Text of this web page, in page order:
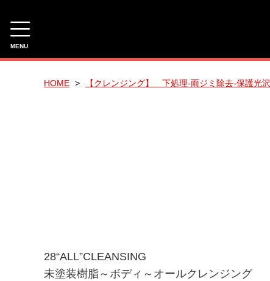
MENU
CATEGORY
HOME 【クレンジング】 下処理-雨ジミ除去-保護光沢
28“ALL”CLEANSING
未塗装樹脂～ボディ～オールクレンジング